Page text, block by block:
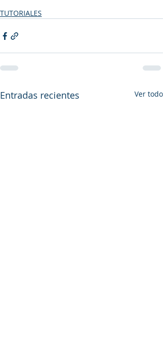
TUTORIALES
Entradas recientes Ver todo